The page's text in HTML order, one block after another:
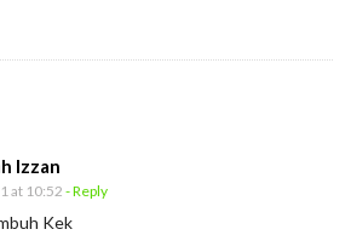
Izzan
at 10:52- Reply
Kek